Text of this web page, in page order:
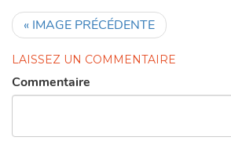
« IMAGE PRÉCÉDENTE
LAISSEZ UN COMMENTAIRE
Commentaire